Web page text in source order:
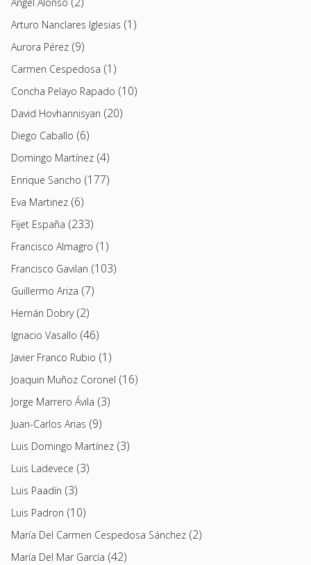
Arturo Nanclares Iglesias (1)
Aurora Pérez (9)
Carmen Cespedosa (1)
Concha Pelayo Rapado (10)
David Hovhannisyan (20)
Diego Caballo (6)
Domingo Martínez (4)
Enrique Sancho (177)
Eva Martinez (6)
Fijet España (233)
Francisco Almagro (1)
Francisco Gavilan (103)
Guillermo Ariza (7)
Hernán Dobry(2)
Ignacio Vasallo (46)
Javier Franco Rubio (1)
Joaquin Muñoz Coronel (16)
Jorge Marrero Ávila (3)
Juan-Carlos Arias (9)
Luis Domingo Martínez (3)
Luis Ladevece (3)
Luis Paadín (3)
Luis Padron (10)
María Del Carmen Cespedosa Sánchez (2)
María Del Mar García (42)